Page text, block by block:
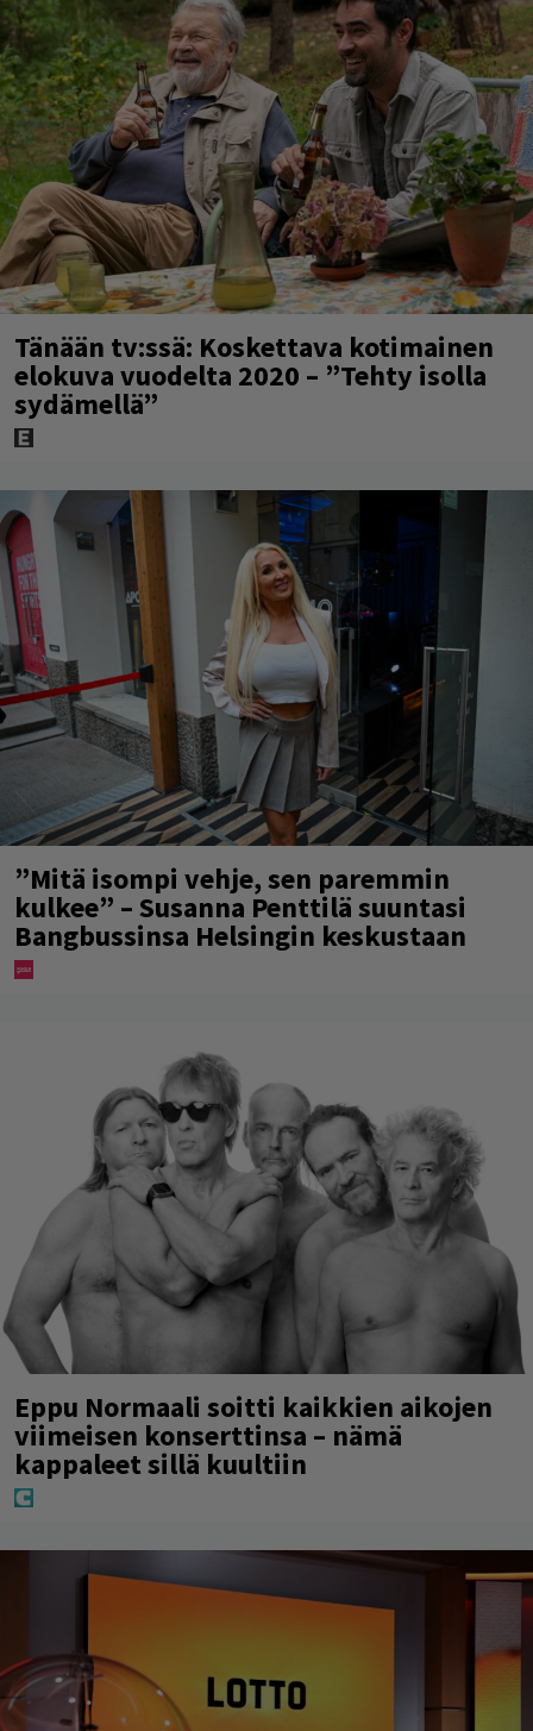
Tänään tv:ssä: Koskettava kotimainen
elokuva vuodelta 2020 – ”Tehty isolla
sydämellä”
”Mitä isompi vehje, sen paremmin
kulkee” – Susanna Penttilä suuntasi
Bangbussinsa Helsingin keskustaan
Eppu Normaali soitti kaikkien aikojen
viimeisen konserttinsa – nämä
kappaleet sillä kuultiin